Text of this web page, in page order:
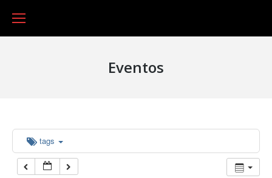
Eventos
tags
06:00
07:00
17:00